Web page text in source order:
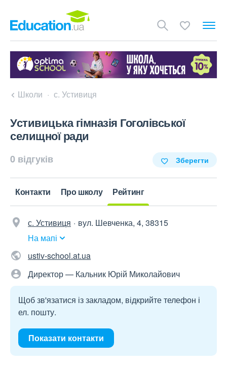
Школи с. Устивиця
Устивицька гімназія Гоголівської
селищної ради
0 відгуків Зберегти
Контакти Про школу Рейтинг
с. Устивиця
вул. Шевченка, 4, 38315
На мапі
ustiv-school.at.ua
Директор — Кальник Юрій Миколайович
Щоб зв'язатися із закладом, відкрийте телефон і
ел. пошту.
Показати контакти